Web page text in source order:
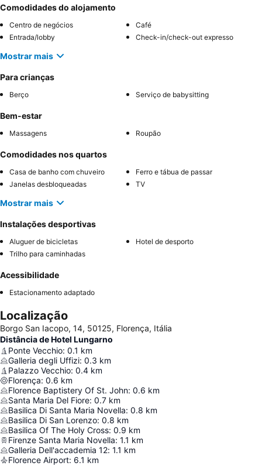
Comodidades do alojamento
Centro de negócios
Café
Entrada/lobby
Check-in/check-out expresso
Mostrar mais
Para crianças
Berço Serviço de babysitting
Bem-estar
Massagens Roupão
Comodidades nos quartos
Casa de banho com chuveiro
Ferro e tábua de passar
Janelas desbloqueadas
TV
Mostrar mais
Instalações desportivas
Aluguer de bicicletas
Hotel de desporto
Trilho para caminhadas
Acessibilidade
Estacionamento adaptado
Localização
Borgo San Iacopo, 14, 50125, Florença, Itália
Distância de Hotel Lungarno
Ponte Vecchio: 0.1 km
Galleria degli Uffizi: 0.3 km
Palazzo Vecchio: 0.4 km
Florença: 0.6 km
Florence Baptistery Of St. John: 0.6 km
Santa Maria Del Fiore: 0.7 km
Basilica Di Santa Maria Novella: 0.8 km
Basilica Di San Lorenzo: 0.8 km
Basilica Of The Holy Cross: 0.9 km
Firenze Santa Maria Novella: 1.1 km
Galleria Dell'accademia 12: 1.1 km
Florence Airport: 6.1 km